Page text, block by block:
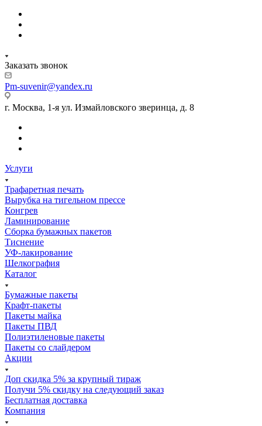
Заказать звонок
Pm-suvenir@yandex.ru
г. Москва, 1-я ул. Измайловского зверинца, д. 8
Услуги
Трафаретная печать
Вырубка на тигельном прессе
Конгрев
Ламинирование
Сборка бумажных пакетов
Тиснение
УФ-лакирование
Шелкография
Каталог
Бумажные пакеты
Крафт-пакеты
Пакеты майка
Пакеты ПВД
Полиэтиленовые пакеты
Пакеты со слайдером
Акции
Доп скидка 5% за крупный тираж
Получи 5% скидку на следующий заказ
Бесплатная доставка
Компания